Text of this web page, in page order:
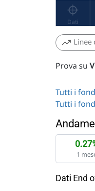
Linee
Prova su
Tutti i
Tutti i
1
Dati End